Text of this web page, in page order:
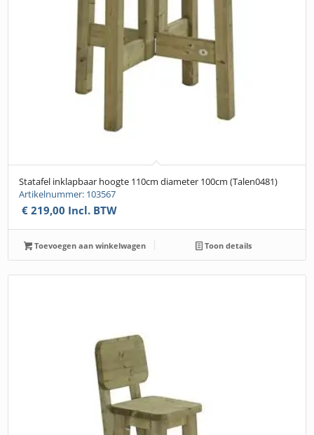
Statafel inklapbaar hoogte 110cm diameter 100cm (Talen0481)
Artikelnummer: 103567
€ 219,00 Incl. BTW
Toevoegen aan winkelwagen Toon details